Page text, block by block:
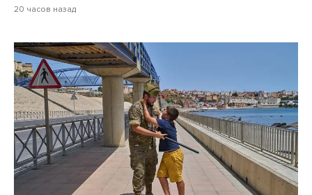
20 часов назад